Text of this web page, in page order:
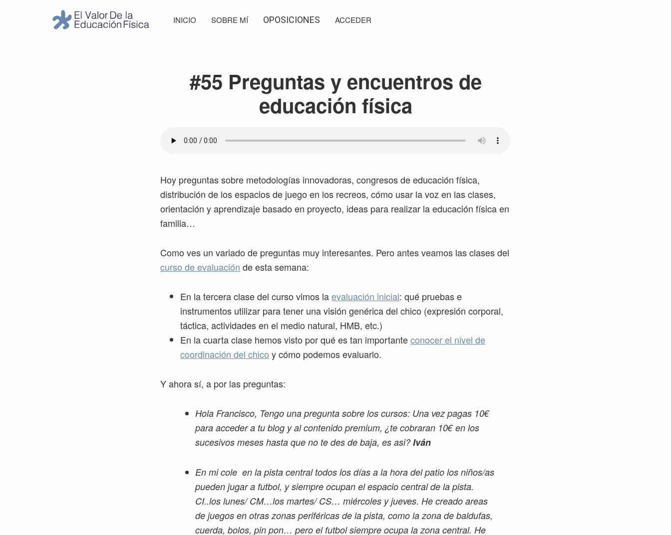
INICIO SOBRE MÍ OPOSICIONES ACCEDER
#55 Preguntas y encuentros de
educación física
Hoy preguntas sobre metodologías innovadoras, congresos de educación física,
distribución de los espacios de juego en los recreos, cómo usar la voz en las clases,
orientación y aprendizaje basado en proyecto, ideas para realizar la educación física en
familia…
Como ves un variado de preguntas muy interesantes. Pero antes veamos las clases del
curso de evaluación de esta semana:
En la tercera clase del curso vimos laevaluación inicial: qué pruebas e
instrumentos utilizar para tener una visión genérica del chico (expresión corporal,
táctica, actividades en el medio natural, HMB, etc.)
En la cuarta clase hemos visto por qué es tan importanteconocer el nivel de
coordinación del chico y cómo podemos evaluarlo.
Y ahora sí, a por las preguntas:
Hola Francisco, Tengo una pregunta sobre los cursos: Una vez pagas 10€
para acceder a tu blog y al contenido premium, ¿te cobraran 10€ en los
sucesivos meses hasta que no te des de baja, es asi?Iván
En mi cole en la pista central todos los días a la hora del patio los niños/as
pueden jugar a futbol, y siempre ocupan el espacio central de la pista.
CI..los lunes/ CM…los martes/ CS… miércoles y jueves. He creado areas
de juegos en otras zonas periféricas de la pista, como la zona de baldufas,
cuerda, bolos, pin pon… pero el futbol siempre ocupa la zona central. He